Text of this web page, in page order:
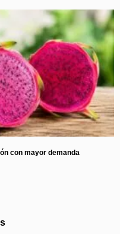
con mayor demanda